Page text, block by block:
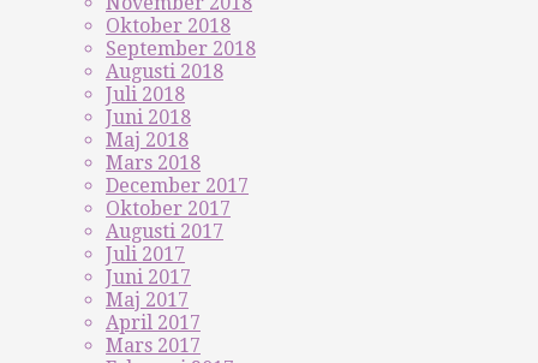
Oktober 2018
September 2018
Augusti 2018
Juli 2018
Juni 2018
Maj 2018
Mars 2018
December 2017
Oktober 2017
Augusti 2017
Juli 2017
Juni 2017
Maj 2017
April 2017
Mars 2017